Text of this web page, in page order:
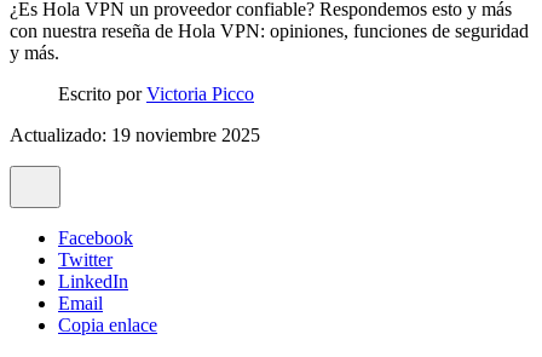
¿Es Hola VPN un proveedor confiable? Respondemos esto y más
con nuestra reseña de Hola VPN: opiniones, funciones de seguridad
y más.
Escrito porVictoria Picco
Actualizado: 19 noviembre 2025
Facebook
Twitter
LinkedIn
Email
Copia enlace